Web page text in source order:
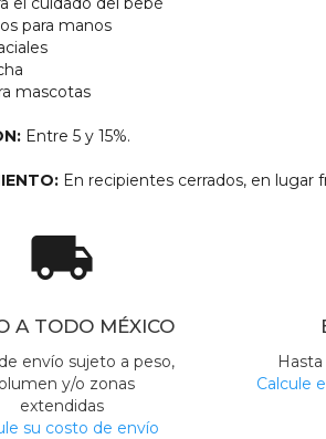
para manos
mascotas
Entre 5 y 15%.
En recipientes cerrados, en lugar
local_shipping
A TODO MÉXICO
envío sujeto a peso,
y/o zonas
extendidas
su costo de envío
Calcule